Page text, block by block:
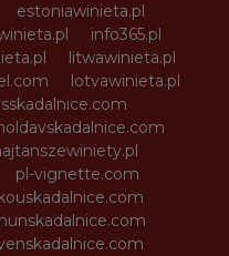
estoniawinieta.pl
info365.pl
litwawinieta.pl
lotvawinieta.pl
pl-vignette.com